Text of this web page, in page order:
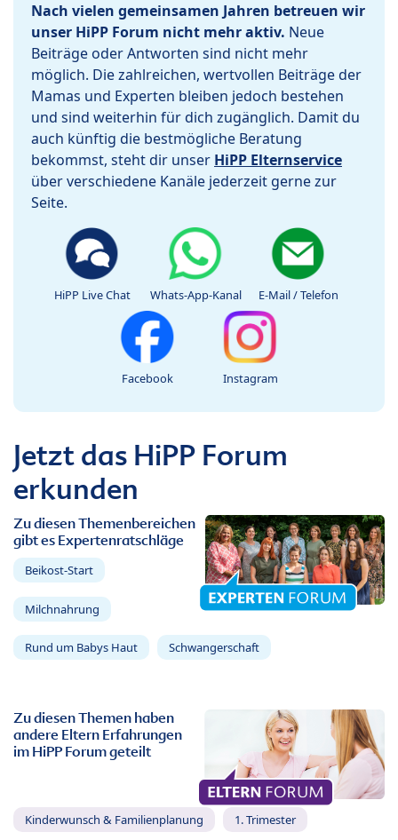
Nach vielen gemeinsamen Jahren betreuen wir
unser HiPP Forum nicht mehr aktiv. Neue
Beiträge oder Antworten sind nicht mehr
möglich. Die zahlreichen, wertvollen Beiträge der
Mamas und Experten bleiben jedoch bestehen
und sind weiterhin für dich zugänglich. Damit du
auch künftig die bestmögliche Beratung
bekommst, steht dir unser HiPP Elternservice
über verschiedene Kanäle jederzeit gerne zur
Seite.
HiPP Live Chat Whats-App-Kanal E-Mail / Telefon
Facebook Instagram
Jetzt das HiPP Forum
erkunden
Zu diesen Themenbereichen
gibt es Expertenratschläge
Beikost-Start
Milchnahrung
Rund um Babys Haut Schwangerschaft
Zu diesen Themen haben
andere Eltern Erfahrungen
im HiPP Forum geteilt
Kinderwunsch & Familienplanung 1. Trimester